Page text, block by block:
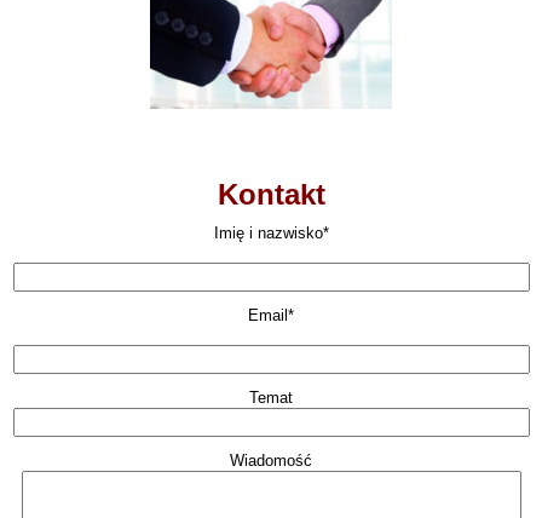
Kontakt
Imię i nazwisko*
Email*
Temat
Wiadomość